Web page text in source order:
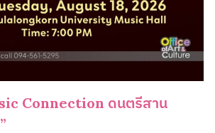
Connection ดนตรีสาน